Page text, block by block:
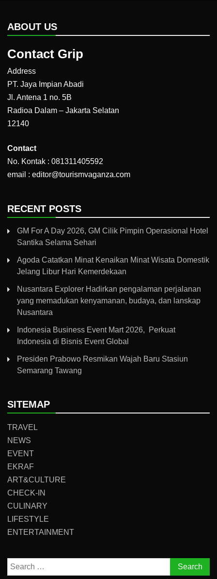
ABOUT US
Contact Grip
Address
PT. Jaya Impian Abadi
Jl. Antena 1 no. 5B
Radioa Dalam – Jakarta Selatan
12140
Contact
No. Kontak : 081311405592
email : editor@tourismvaganza.com
RECENT POSTS
GM For A Day 2026, GM Cilik Pimpin Operasional Hotel
Santika Selama Sehari
Agoda Catatkan Minat Kenaikan Minat Wisata Domestik
Jelang Libur Hari Kemerdekaan
Nusantara Explorer Hadirkan pengalaman perjalanan
yang memadukan kenyamanan, budaya, dan lanskap
Nusantara
Indonesia Business Event Mart 2026, Perkuat
Indonesia di Bisnis Event Global
Presiden Prabowo Resmikan Wajah Baru Stasiun
Semarang Tawang
SITEMAP
TRAVEL
NEWS
EVENT
EKRAF
ART&CULTURE
CHECK-IN
CULINARY
LIFESTYLE
ENTERTAINMENT
Search
for: